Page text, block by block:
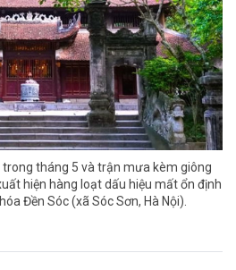
tháng 5 và trận mưa kèm giông
hiện hàng loạt dấu hiệu mất ổn định
Đền Sóc (xã Sóc Sơn, Hà Nội).